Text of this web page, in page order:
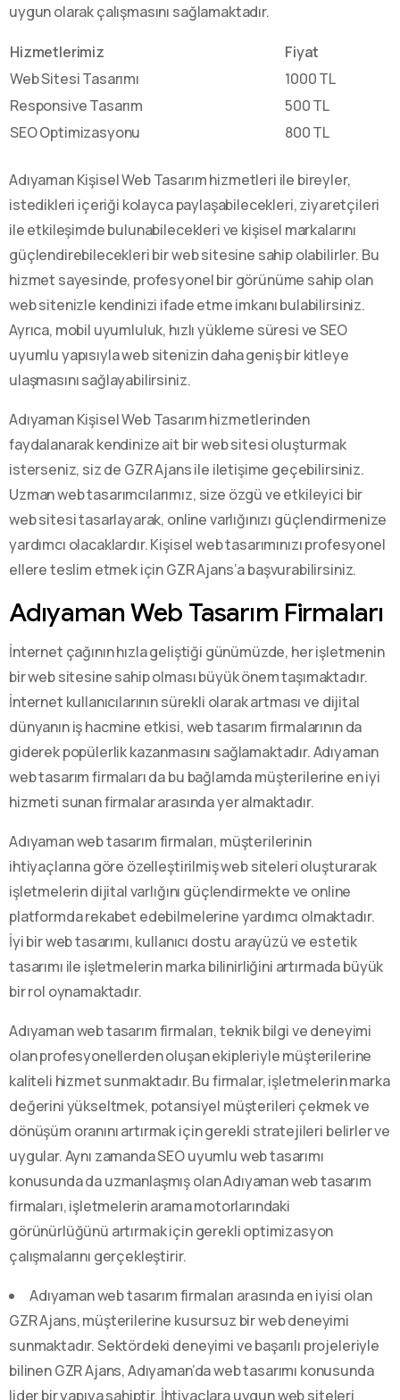
uygun olarak çalışmasını sağlamaktadır.
Hizmetlerimiz
Fiyat
Web Sitesi Tasarımı
1000 TL
Responsive Tasarım
500 TL
SEO Optimizasyonu
800 TL
Adıyaman Kişisel Web Tasarım hizmetleri ile bireyler,
istedikleri içeriği kolayca paylaşabilecekleri, ziyaretçileri
ile etkileşimde bulunabilecekleri ve kişisel markalarını
güçlendirebilecekleri bir web sitesine sahip olabilirler. Bu
hizmet sayesinde, profesyonel bir görünüme sahip olan
web sitenizle kendinizi ifade etme imkanı bulabilirsiniz.
Ayrıca, mobil uyumluluk, hızlı yükleme süresi ve SEO
uyumlu yapısıyla web sitenizin daha geniş bir kitleye
ulaşmasını sağlayabilirsiniz.
Adıyaman Kişisel Web Tasarım hizmetlerinden
faydalanarak kendinize ait bir web sitesi oluşturmak
isterseniz, siz de GZR Ajans ile iletişime geçebilirsiniz.
Uzman web tasarımcılarımız, size özgü ve etkileyici bir
web sitesi tasarlayarak, online varlığınızı güçlendirmenize
yardımcı olacaklardır. Kişisel web tasarımınızı profesyonel
ellere teslim etmek için GZR Ajans’a başvurabilirsiniz.
Adıyaman Web Tasarım Firmaları
İnternet çağının hızla geliştiği günümüzde, her işletmenin
bir web sitesine sahip olması büyük önem taşımaktadır.
İnternet kullanıcılarının sürekli olarak artması ve dijital
dünyanın iş hacmine etkisi, web tasarım firmalarının da
giderek popülerlik kazanmasını sağlamaktadır. Adıyaman
web tasarım firmaları da bu bağlamda müşterilerine en iyi
hizmeti sunan firmalar arasında yer almaktadır.
Adıyaman web tasarım firmaları, müşterilerinin
ihtiyaçlarına göre özelleştirilmiş web siteleri oluşturarak
işletmelerin dijital varlığını güçlendirmekte ve online
platformda rekabet edebilmelerine yardımcı olmaktadır.
İyi bir web tasarımı, kullanıcı dostu arayüzü ve estetik
tasarımı ile işletmelerin marka bilinirliğini artırmada büyük
bir rol oynamaktadır.
Adıyaman web tasarım firmaları, teknik bilgi ve deneyimi
olan profesyonellerden oluşan ekipleriyle müşterilerine
kaliteli hizmet sunmaktadır. Bu firmalar, işletmelerin marka
değerini yükseltmek, potansiyel müşterileri çekmek ve
dönüşüm oranını artırmak için gerekli stratejileri belirler ve
uygular. Aynı zamanda SEO uyumlu web tasarımı
konusunda da uzmanlaşmış olan Adıyaman web tasarım
firmaları, işletmelerin arama motorlarındaki
görünürlüğünü artırmak için gerekli optimizasyon
çalışmalarını gerçekleştirir.
Adıyaman web tasarım firmaları arasında en iyisi olan
GZR Ajans, müşterilerine kusursuz bir web deneyimi
sunmaktadır. Sektördeki deneyimi ve başarılı projeleriyle
bilinen GZR Ajans, Adıyaman’da web tasarımı konusunda
lider bir yapıya sahiptir. İhtiyaçlara uygun web siteleri